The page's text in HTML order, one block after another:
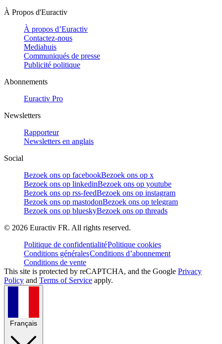
À Propos d'Euractiv
À propos d’Euractiv
Contactez-nous
Mediahuis
Communiqués de presse
Publicité politique
Abonnements
Euractiv Pro
Newsletters
Rapporteur
Newsletters en anglais
Social
Bezoek ons op facebookBezoek ons op x
Bezoek ons op linkedinBezoek ons op youtube
Bezoek ons op rss-feedBezoek ons op instagram
Bezoek ons op mastodonBezoek ons op telegram
Bezoek ons op blueskyBezoek ons op threads
© 2026 Euractiv FR. All rights reserved.
Politique de confidentialitéPolitique cookies
Conditions généralesConditions d’abonnement
Conditions de vente
This site is protected by reCAPTCHA, and the Google Privacy
Policy and Terms of Service apply.
Français